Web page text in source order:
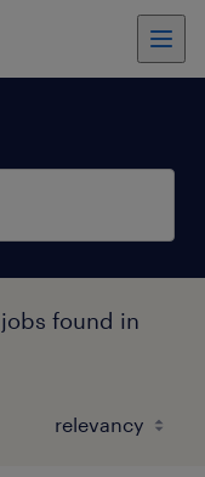
found in